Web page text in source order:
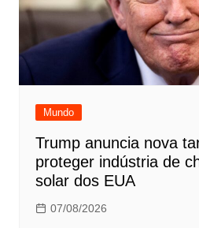
Mundo
Trump anuncia nova
proteger indústria de
solar dos EUA
07/08/2026